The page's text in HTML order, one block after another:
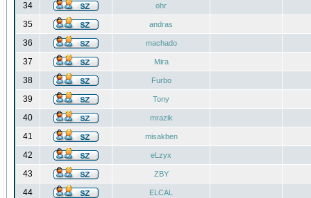
34 ohr
35 andras
36 machado
37 Mira
38 Furbo
39 Tony
40 mrazik
41 misakben
42 eLzyx
43 ZBY
44 ELCAL